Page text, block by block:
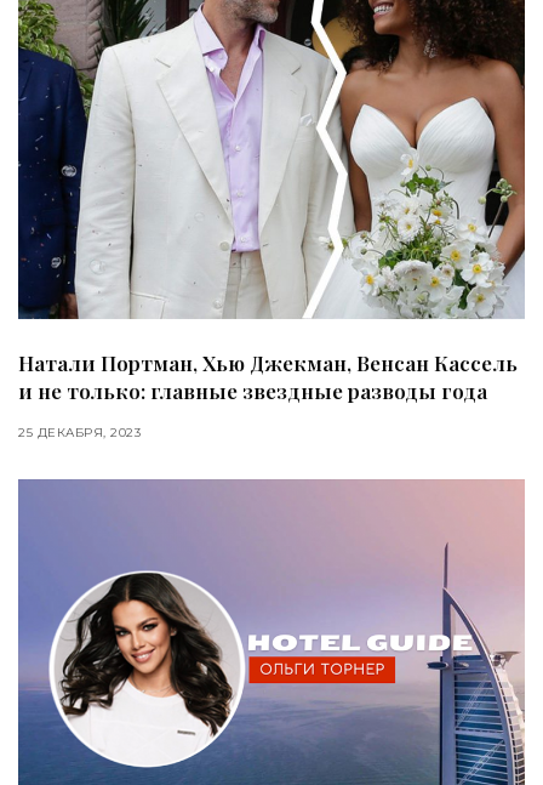
Натали Портман, Хью Джекман, Венсан Кассель
и не только: главные звездные разводы года
25 ДЕКАБРЯ, 2023